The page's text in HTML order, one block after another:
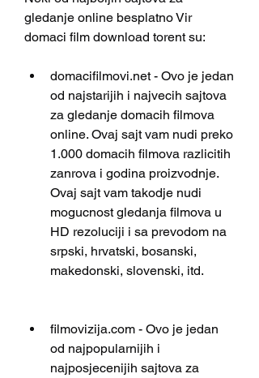
gledanje online besplatno Vir
domaci film download torent su:
domacifilmovi.net - Ovo je jedan
od najstarijih i najvecih sajtova
za gledanje domacih filmova
online. Ovaj sajt vam nudi preko
1.000 domacih filmova razlicitih
zanrova i godina proizvodnje.
Ovaj sajt vam takodje nudi
mogucnost gledanja filmova u
HD rezoluciji i sa prevodom na
srpski, hrvatski, bosanski,
makedonski, slovenski, itd.
filmovizija.com - Ovo je jedan
od najpopularnijih i
najposjecenijih sajtova za